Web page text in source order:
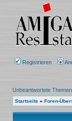
Registrieren
Unbeantwortete Themen
Startseite » Foren-